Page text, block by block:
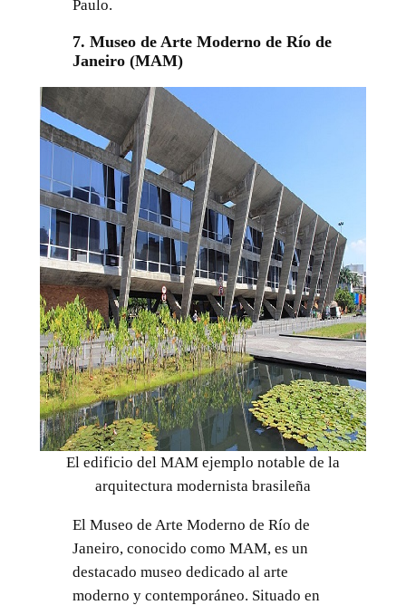
Paulo.
7. Museo de Arte Moderno de Río de
Janeiro (MAM)
El edificio del MAM ejemplo notable de la
arquitectura modernista brasileña
El Museo de Arte Moderno de Río de
Janeiro, conocido como MAM, es un
destacado museo dedicado al arte
moderno y contemporáneo. Situado en